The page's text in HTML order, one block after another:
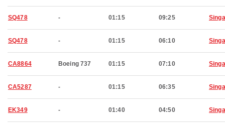
SQ478 - 01:15 09:25
SQ478 - 01:15 06:10
CA8864 Boeing 737 01:15 07:10
CA5287 - 01:15 06:35
EK349 - 01:40 04:50